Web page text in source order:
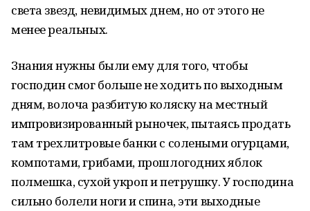
света звезд, невидимых днем, но от этого не
менее реальных.
Знания нужны были ему для того, чтобы
господин смог больше не ходить по выходным
дням, волоча разбитую коляску на местный
импровизированный рыночек, пытаясь продать
там трехлитровые банки с солеными огурцами,
компотами, грибами, прошлогодних яблок
полмешка, сухой укроп и петрушку. У господина
сильно болели ноги и спина, эти выходные